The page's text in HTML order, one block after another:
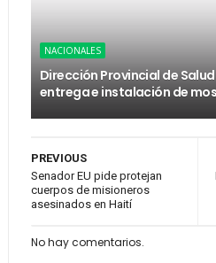
NACIONALES
Dirección Provincial de
entrega e instalación de
PREVIOUS
Senador EU pide protejan
cuerpos de misioneros
asesinados en Haití
No hay comentarios.